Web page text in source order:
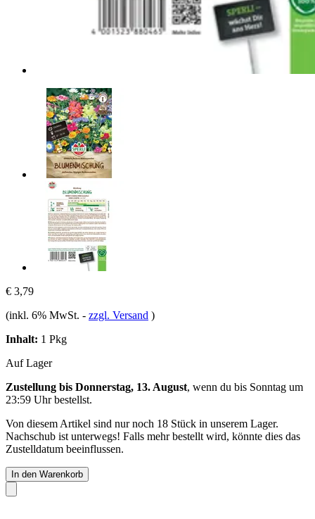
€ 3,79
(inkl. 6% MwSt. - zzgl. Versand )
Inhalt: 1 Pkg
Auf Lager
Zustellung bis Donnerstag, 13. August, wenn du bis Sonntag um
23:59 Uhrbestellst.
Von diesem Artikel sind nur noch 18 Stück in unserem Lager.
Nachschub ist unterwegs! Falls mehr bestellt wird, könnte dies das
Zustelldatum beeinflussen.
In den Warenkorb